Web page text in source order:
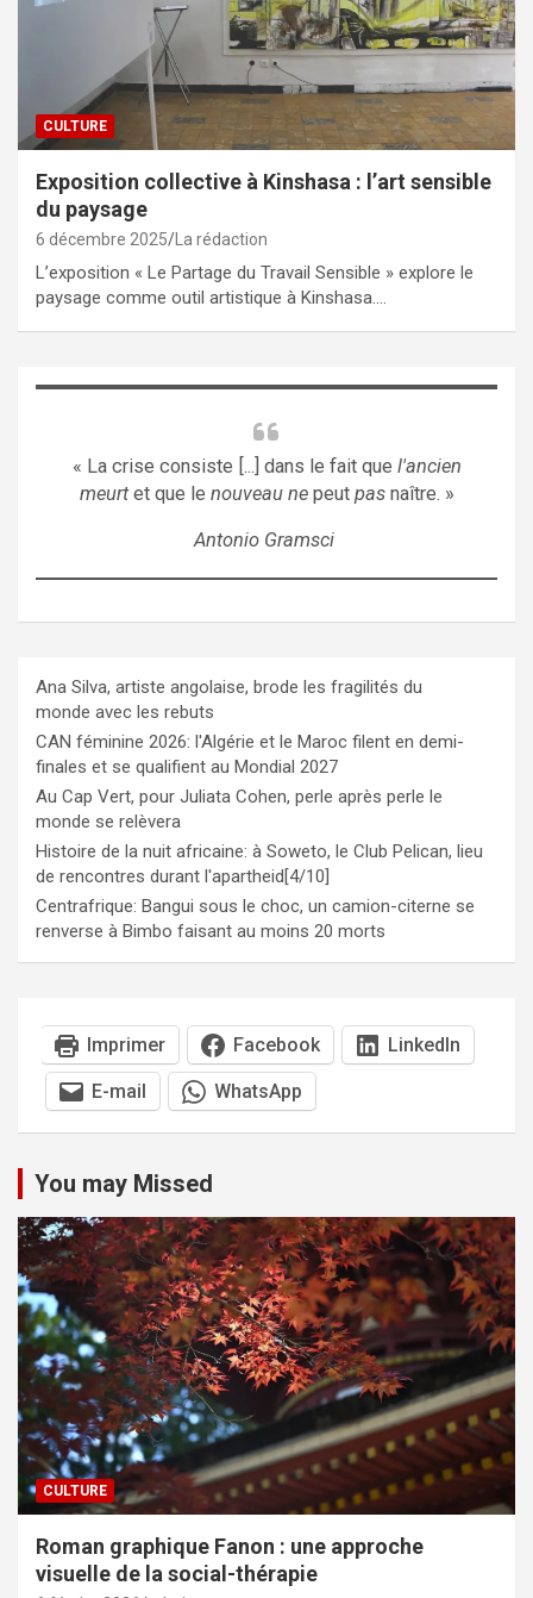
CULTURE
Exposition collective à Kinshasa : l’art sensible
du paysage
6 décembre 2025 La rédaction
L’exposition « Le Partage du Travail Sensible » explore le
paysage comme outil artistique à Kinshasa.…
« La crise consiste [...] dans le fait que l'ancien
meurtet que le nouveau nepeut pasnaître. »
Antonio Gramsci
Ana Silva, artiste angolaise, brode les fragilités du
monde avec les rebuts
CAN féminine 2026: l'Algérie et le Maroc filent en demi-
finales et se qualifient au Mondial 2027
Au Cap Vert, pour Juliata Cohen, perle après perle le
monde se relèvera
Histoire de la nuit africaine: à Soweto, le Club Pelican, lieu
de rencontres durant l'apartheid[4/10]
Centrafrique: Bangui sous le choc, un camion-citerne se
renverse à Bimbo faisant au moins 20 morts
Imprimer Facebook LinkedIn
E-mail WhatsApp
You may Missed
CULTURE
Roman graphique Fanon : une approche
visuelle de la social-thérapie